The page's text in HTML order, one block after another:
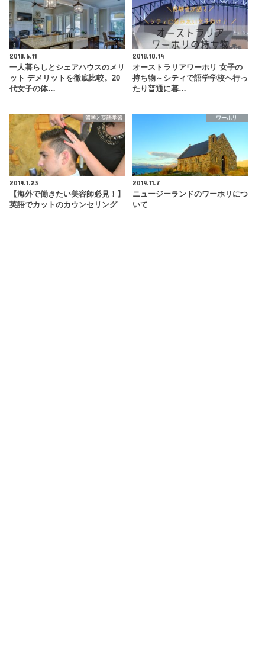
2018.6.11
一人暮らしとシェアハウスのメリ
ット デメリットを徹底比較。20
代女子の体…
2018.10.14
オーストラリアワーホリ 女子の
持ち物～シティで語学学校へ行っ
たり普通に暮…
留学と英語学習
2019.1.23
【海外で働きたい美容師必見！】
英語でカットのカウンセリング
ワーホリ
2019.11.7
ニュージーランドのワーホリにつ
いて